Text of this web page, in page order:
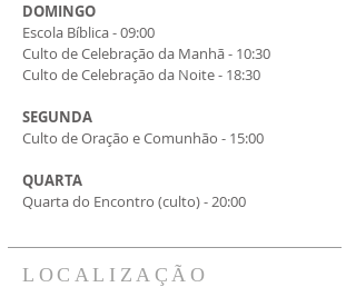
LOCALIZAÇÃO
DOMINGO
Escola Bíblica - 09:00
Culto de Celebração da Manhã - 10:30
Culto de Celebração da Noite - 18:30
SEGUNDA
Culto de Oração e Comunhão - 15:00
QUARTA
Quarta do Encontro (culto) - 20:00